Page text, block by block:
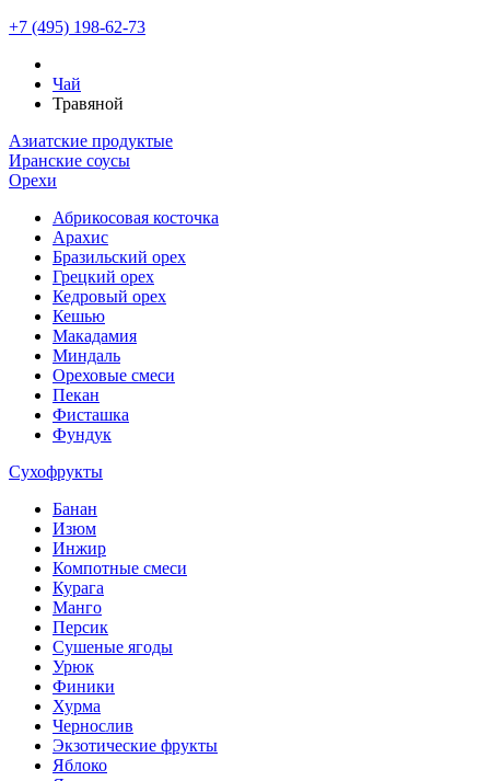
+7 (495) 198-62-73
Чай
Травяной
Азиатские продуктые
Иранские соусы
Орехи
Абрикосовая косточка
Арахис
Бразильский орех
Грецкий орех
Кедровый орех
Кешью
Макадамия
Миндаль
Ореховые смеси
Пекан
Фисташка
Фундук
Сухофрукты
Банан
Изюм
Инжир
Компотные смеси
Курага
Манго
Персик
Сушеные ягоды
Урюк
Финики
Хурма
Чернослив
Экзотические фрукты
Яблоко